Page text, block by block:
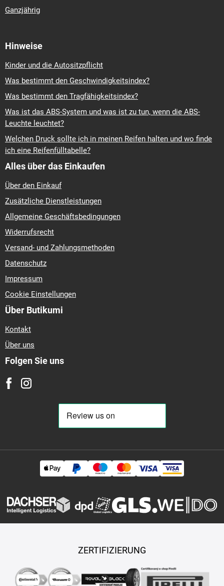
Ganzjährig
Hinweise
Kinder und die Autositzpflicht
Was bestimmt den Geschwindigkeitsindex?
Was bestimmt den Tragfähigkeitsindex?
Was ist das ABS-System und was ist zu tun, wenn die ABS-
Leuchte leuchtet?
Welchen Druck sollte ich in meinen Reifen halten und wo finde
ich eine Reifenfülltabelle?
Alles über das Einkaufen
Über den Einkauf
Zusätzliche Dienstleistungen
Allgemeine Geschäftsbedingungen
Widerrufsrecht
Versand- und Zahlungsmethoden
Datenschutz
Impressum
Cookie Einstellungen
Über Butikumi
Kontakt
Über uns
Folgen Sie uns
ZERTIFIZIERUNG